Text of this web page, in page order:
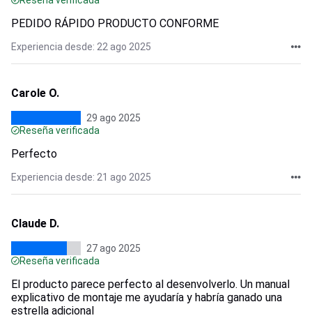
PEDIDO RÁPIDO PRODUCTO CONFORME
Experiencia desde: 22 ago 2025
Carole O.
29 ago 2025
Reseña verificada
Perfecto
Experiencia desde: 21 ago 2025
Claude D.
27 ago 2025
Reseña verificada
El producto parece perfecto al desenvolverlo. Un manual
explicativo de montaje me ayudaría y habría ganado una
estrella adicional